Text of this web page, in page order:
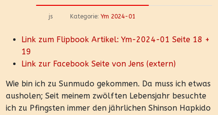
js Kategorie: Ym 2024-01
Link zum Flipbook Artikel: Ym-2024-01 Seite 18 +
19
Link zur Facebook Seite von Jens (extern)
Wie bin ich zu Sunmudo gekommen. Da muss ich etwas
ausholen; Seit meinem zwölften Lebensjahr besuchte
ich zu Pfingsten immer den jährlichen Shinson Hapkido